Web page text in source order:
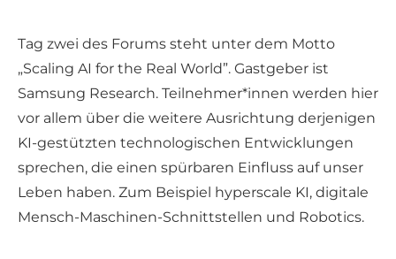
Tag zwei des Forums steht unter dem Motto
„Scaling AI for the Real World”. Gastgeber ist
Samsung Research. Teilnehmer*innen werden hier
vor allem über die weitere Ausrichtung derjenigen
KI-gestützten technologischen Entwicklungen
sprechen, die einen spürbaren Einfluss auf unser
Leben haben. Zum Beispiel hyperscale KI, digitale
Mensch-Maschinen-Schnittstellen und Robotics.